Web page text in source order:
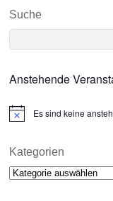
Suche
Anstehende
N
i
e
Es sind keine
Kategorien
Kategorien